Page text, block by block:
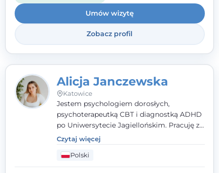
Umów wizytę
Zobacz profil
Alicja Janczewska
Katowice
Jestem psychologiem dorosłych,
psychoterapeutką CBT i diagnostką ADHD
po Uniwersytecie Jagiellońskim. Pracuję z
dorosłymi, młodzieżą i dziećmi, opierając
pomoc na zrozumieniu indywidualnych
potrzeb i więzi zbudowanej na zaufaniu.
Terapia to dla mnie bezpieczne miejsce, w
Czytaj więcej
Polski